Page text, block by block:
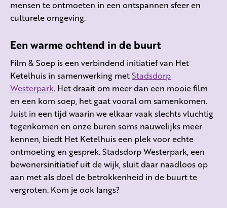
mensen te ontmoeten in een ontspannen sfeer en
culturele omgeving.
Een warme ochtend in de buurt
Film & Soep is een verbindend initiatief van Het
Ketelhuis in samenwerking metStadsdorp
Westerpark. Het draait om meer dan een mooie film
en een kom soep, het gaat vooral om samenkomen.
Juist in een tijd waarin we elkaar vaak slechts vluchtig
tegenkomen en onze buren soms nauwelijks meer
kennen, biedt Het Ketelhuis een plek voor echte
ontmoeting en gesprek. Stadsdorp Westerpark, een
bewonersinitiatief uit de wijk, sluit daar naadloos op
aan met als doel de betrokkenheid in de buurt te
vergroten. Kom je ook langs?